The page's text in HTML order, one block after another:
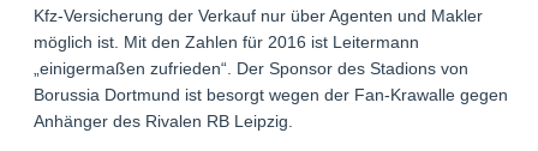
Kfz-Versicherung der Verkauf nur über Agenten und Makler
möglich ist. Mit den Zahlen für 2016 ist Leitermann
„einigermaßen zufrieden“. Der Sponsor des Stadions von
Borussia Dortmund ist besorgt wegen der Fan-Krawalle gegen
Anhänger des Rivalen RB Leipzig.